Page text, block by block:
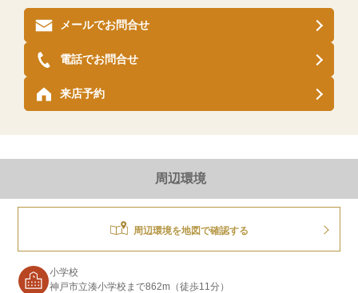
メールでお問合せ
来店予約
電話でお問合せ
周辺環境
周辺環境を地図で確認する
小学校
神戸市立湊小学校まで862m（徒歩11分）